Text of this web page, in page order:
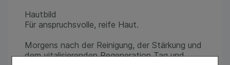
Hautbild
Für anspruchsvolle, reife Haut.
Morgens nach der Reinigung, der Stärkung und
dem vitalisierenden Regeneration Tag und